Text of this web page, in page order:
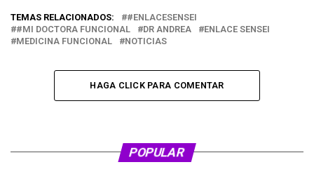
TEMAS RELACIONADOS:
#ENLACESENSEI
#MI DOCTORA FUNCIONAL
DR ANDREA
ENLACE SENSEI
MEDICINA FUNCIONAL
NOTICIAS
HAGA CLICK PARA COMENTAR
POPULAR